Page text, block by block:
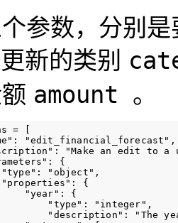
参数，分别
新的类别
amount 。
=
: "edit_financial_forecast" ,
:
"Make an edit to a
:
{
"type" : "object" ,
"properties" :
{
"year" :
{
"type" : "integer" ,
"description" :
"The